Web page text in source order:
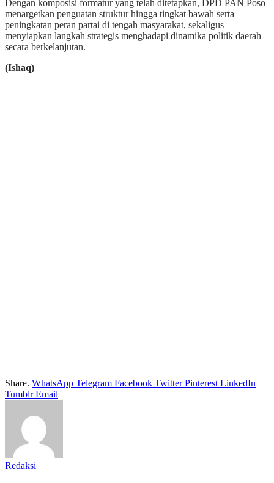
Dengan komposisi formatur yang telah ditetapkan, DPD PAN Poso
menargetkan penguatan struktur hingga tingkat bawah serta
peningkatan peran partai di tengah masyarakat, sekaligus
menyiapkan langkah strategis menghadapi dinamika politik daerah
secara berkelanjutan.
(Ishaq)
Share. WhatsApp Telegram Facebook Twitter Pinterest LinkedIn
Tumblr Email
Redaksi